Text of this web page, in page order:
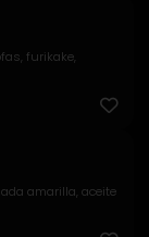
furikake,
amarilla, aceite